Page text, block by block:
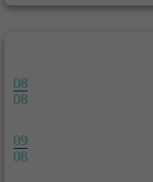
08
08
09
08